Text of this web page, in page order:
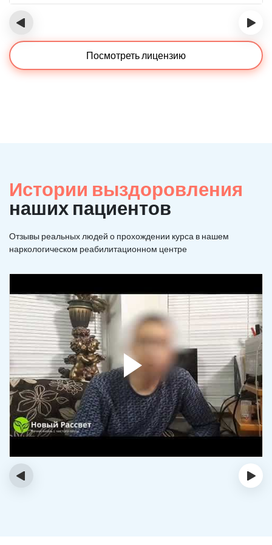
‹ ›
Посмотреть лицензию
Истории выздоровления
наших пациентов
Отзывы реальных людей о прохождении курса в нашем
наркологическом реабилитационном центре
‹ ›